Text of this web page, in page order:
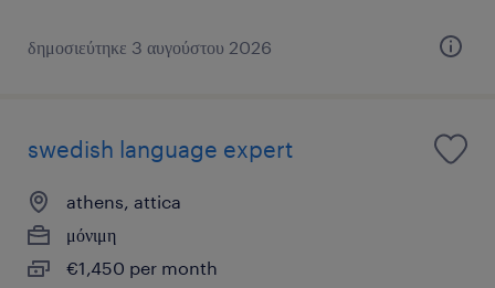
δημοσιεύτηκε 3 αυγούστου 2026
swedish language expert
athens, attica
μόνιμη
€1,450 per month